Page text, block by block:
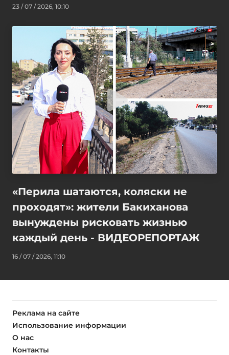
23 / 07 / 2026, 10:10
«Перила шатаются, коляски не
проходят»: жители Бакиханова
вынуждены рисковать жизнью
каждый день - ВИДЕОРЕПОРТАЖ
16 / 07 / 2026, 11:10
Реклама на сайте
Использование информации
О нас
Контакты